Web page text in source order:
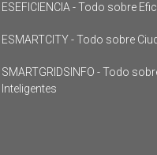
ESEFICIENCIA - Todo sobre
ESMARTCITY - Todo sobre
SMARTGRIDSINFO - Todo
Inteligentes